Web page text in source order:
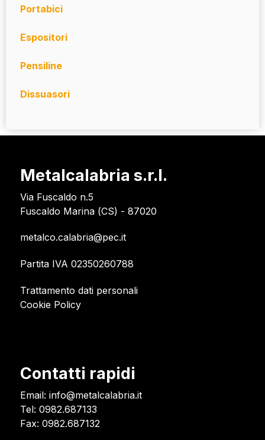
Portabici
Espositori
Pensiline
Dissuasori
Metalcalabria s.r.l.
Via Fuscaldo n.5
Fuscaldo Marina (CS) - 87020
metalco.calabria@pec.it
Partita IVA 02350260788
Trattamento dati personali
Cookie Policy
Contatti rapidi
Email: info@metalcalabria.it
Tel: 0982.687133
Fax: 0982.687132